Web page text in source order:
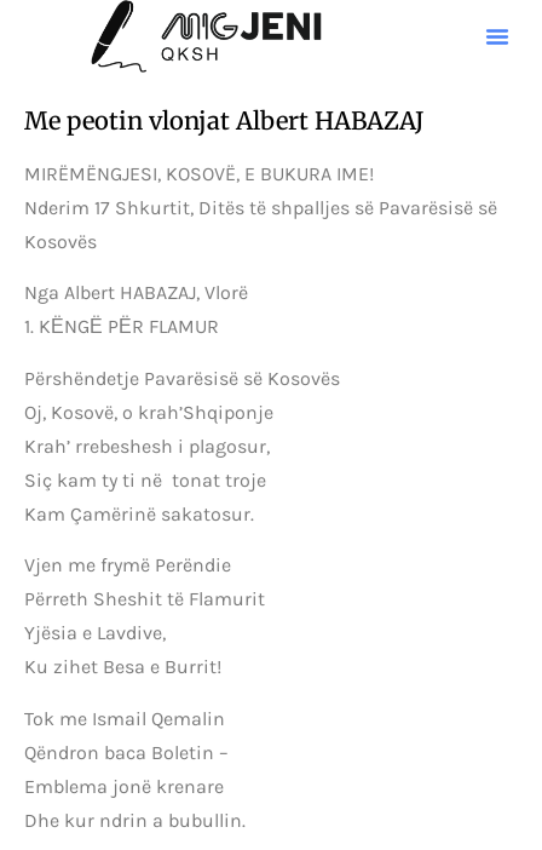
Me peotin vlonjat Albert HABAZAJ
MIRËMËNGJESI, KOSOVË, E BUKURA IME!
Nderim 17 Shkurtit, Ditës të shpalljes së Pavarësisë së
Kosovës
Nga Albert HABAZAJ, Vlorë
1. KЁNGЁ PЁR FLAMUR
Përshëndetje Pavarësisë së Kosovës
Oj, Kosovë, o krah’Shqiponje
Krah’ rrebeshesh i plagosur,
Siç kam ty ti në tonat troje
Kam Çamërinë sakatosur.
Vjen me frymë Perëndie
Përreth Sheshit të Flamurit
Yjësia e Lavdive,
Ku zihet Besa e Burrit!
Tok me Ismail Qemalin
Qëndron baca Boletin –
Emblema jonë krenare
Dhe kur ndrin a bubullin.